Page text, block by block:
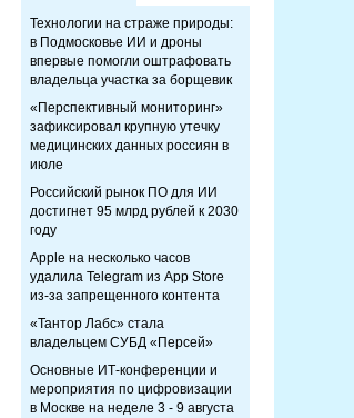
Технологии на страже природы:
в Подмосковье ИИ и дроны
впервые помогли оштрафовать
владельца участка за борщевик
«Перспективный мониторинг»
зафиксировал крупную утечку
медицинских данных россиян в
июле
Российский рынок ПО для ИИ
достигнет 95 млрд рублей к 2030
году
Apple на несколько часов
удалила Telegram из App Store
из-за запрещенного контента
«Тантор Лабс» стала
владельцем СУБД «Персей»
Основные ИТ-конференции и
мероприятия по цифровизации
в Москве на неделе 3 - 9 августа